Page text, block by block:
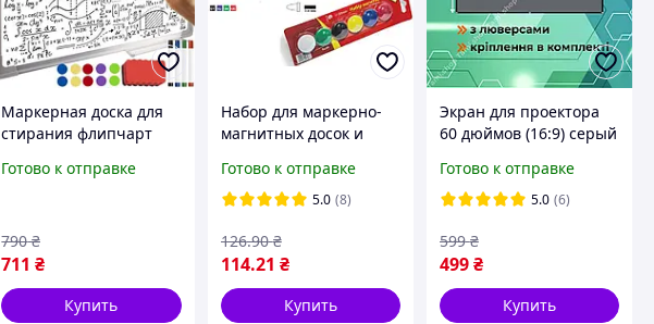
Маркерная доска для
стирания флипчарт
Maaleo 24325 +
Готово к отправке
711 ₴
790 ₴
Купить
Набор для маркерно-
магнитных досок и
маркера, губка,
магниты)
Готово к отправке
5.0 (8)
114.21 ₴
126.90 ₴
Купить
Экран для проектора
60 дюймов (16:9) серый
светоотражющий с
люверсами и
Готово к отправке
5.0 (6)
499₴
599 ₴
Купить